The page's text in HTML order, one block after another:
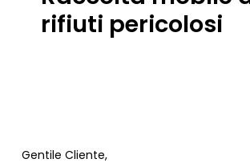
rifiuti pericolosi
Gentile Cliente,